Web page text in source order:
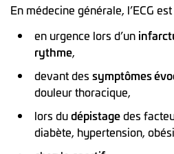
En médecine générale, l’ECG
en urgence lors d’un
rythme,
devant des symptômes
douleur thoracique,
lors dudépistagedes
diabète, hypertension,